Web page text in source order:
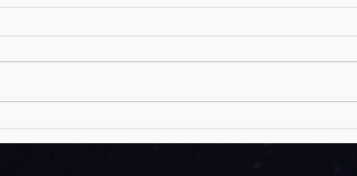
Pentecostés Ojo de